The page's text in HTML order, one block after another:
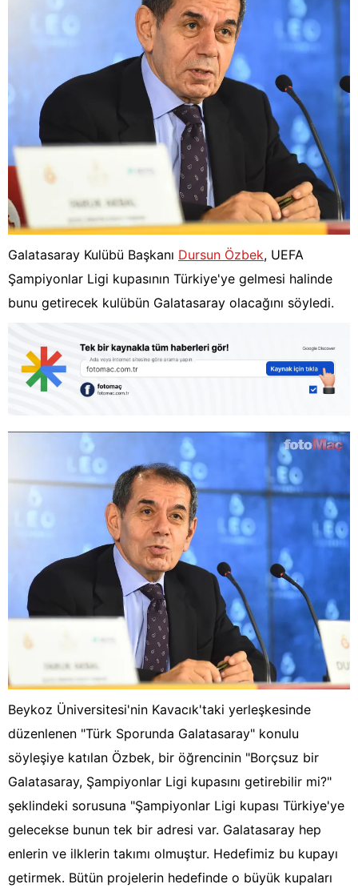
Galatasaray Kulübü Başkanı Dursun Özbek, UEFA
Şampiyonlar Ligi kupasının Türkiye'ye gelmesi halinde
bunu getirecek kulübün Galatasaray olacağını söyledi.
Beykoz Üniversitesi'nin Kavacık'taki yerleşkesinde
düzenlenen "Türk Sporunda Galatasaray" konulu
söyleşiye katılan Özbek, bir öğrencinin "Borçsuz bir
Galatasaray, Şampiyonlar Ligi kupasını getirebilir mi?"
şeklindeki sorusuna "Şampiyonlar Ligi kupası Türkiye'ye
gelecekse bunun tek bir adresi var. Galatasaray hep
enlerin ve ilklerin takımı olmuştur. Hedefimiz bu kupayı
getirmek. Bütün projelerin hedefinde o büyük kupaları